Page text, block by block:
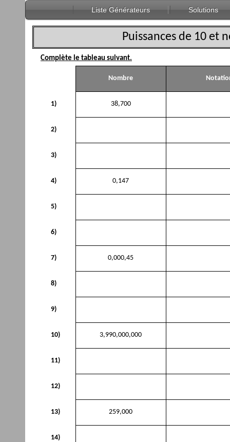
Liste Générateurs Solutions
Puissances de 10 et
Complète le tableau suivant.
Nombre
1) 38,700
2)
3)
4) 0,147
5)
6)
7) 0,000,45
8)
9)
10) 3,990,000,000
11)
12)
13) 259,000
14)